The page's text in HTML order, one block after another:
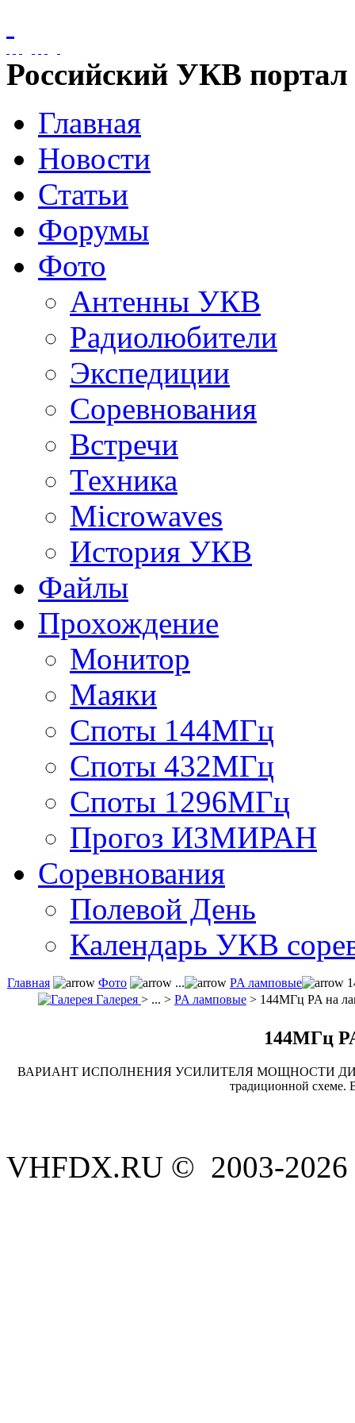
Российский УКВ портал
Главная
Новости
Статьи
Форумы
Фото
Антенны УКВ
Радиолюбители
Экспедиции
Соревнования
Встречи
Техника
Microwaves
История УКВ
Файлы
Прохождение
Монитор
Маяки
Споты 144МГц
Споты 432МГц
Споты 1296МГц
Прогоз ИЗМИРАН
Соревнования
Полевой День
Календарь УКВ
Главная Фото ... PA ламповые
Галерея > ... > PA ламповые > 144МГц PA на
144МГц
ВАРИАНТ ИСПОЛНЕНИЯ УСИЛИТЕЛЯ МОЩНОСТИ
традиционной схеме.
VHFDX.RU © 2003-2026